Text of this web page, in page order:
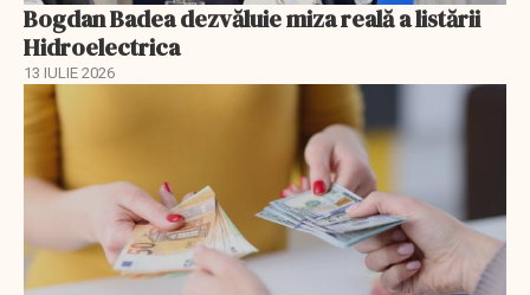
Bogdan Badea dezvăluie miza reală a listării
Hidroelectrica
13 IULIE 2026